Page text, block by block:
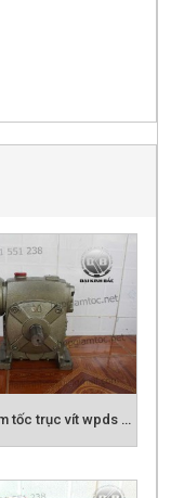
Hộp giảm tốc trục vít wpds size 60